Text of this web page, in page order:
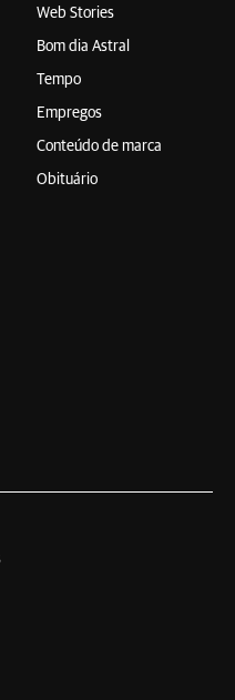
Web Stories
Bom dia Astral
Tempo
Empregos
Conteúdo de marca
Obituário